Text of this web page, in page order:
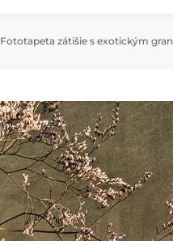
Fototapeta zátišie s exotickým